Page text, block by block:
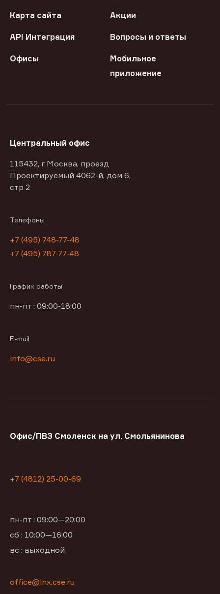
Карта сайта Акции
API Интеграция Вопросы и ответы
Офисы
Мобильное
приложение
Центральный офис
115432, г Москва, проезд
Проектируемый 4062-й, дом 6,
стр 2
Телефоны
+7 (495) 748-77-48
+7 (495) 787-77-48
График работы
пн-пт : 09:00-18:00
E-mail
info@cse.ru
Офис/ПВЗ Смоленск на ул. Смольянинова
+7 (4812) 25-00-69
пн-пт : 09:00—20:00
сб : 10:00—16:00
вс : выходной
office@lnx.cse.ru